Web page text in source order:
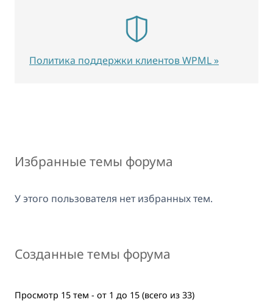
Избранные темы форума
У этого пользователя нет избранных тем.
Созданные темы форума
Просмотр 15 тем - от 1 до 15 (всего из 33)
Политика поддержки клиентов WPML »